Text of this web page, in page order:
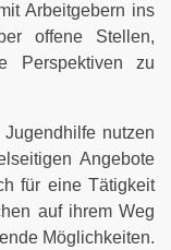
Arbeitgebern ins
offene Stellen,
Perspektiven zu
nutzen
Angebote
für eine Tätigkeit
auf ihrem Weg
Möglichkeiten.